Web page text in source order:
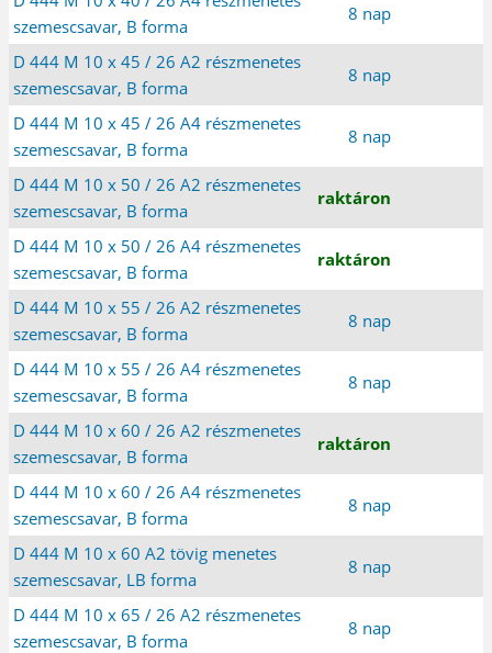
szemescsavar, B forma
8 nap
D 444 M 10 x 45 / 26 A2 részmenetes
szemescsavar, B forma
8 nap
D 444 M 10 x 45 / 26 A4 részmenetes
szemescsavar, B forma
8 nap
D 444 M 10 x 50 / 26 A2 részmenetes
szemescsavar, B forma
raktáron
D 444 M 10 x 50 / 26 A4 részmenetes
szemescsavar, B forma
raktáron
D 444 M 10 x 55 / 26 A2 részmenetes
szemescsavar, B forma
8 nap
D 444 M 10 x 55 / 26 A4 részmenetes
szemescsavar, B forma
8 nap
D 444 M 10 x 60 / 26 A2 részmenetes
szemescsavar, B forma
raktáron
D 444 M 10 x 60 / 26 A4 részmenetes
szemescsavar, B forma
8 nap
D 444 M 10 x 60 A2 tövig menetes
szemescsavar, LB forma
8 nap
D 444 M 10 x 65 / 26 A2 részmenetes
szemescsavar, B forma
8 nap